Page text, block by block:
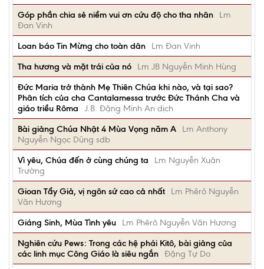
Góp phần chia sẻ niềm vui ơn cứu độ cho tha nhân
Lm
Đan Vinh
Loan báo Tin Mừng cho toàn dân
Lm Đan Vinh
Tha hương và mặt trái của nó
Lm JB Nguyễn Minh Hùng
Đức Maria trở thành Mẹ Thiên Chúa khi nào, và tại sao?
Phân tích của cha Cantalamessa trước Đức Thánh Cha và
giáo triều Rôma
J.B. Đặng Minh An dịch
Bài giảng Chúa Nhật 4 Mùa Vọng năm A
Lm Anthony
Nguyễn Ngọc Dũng sdb
Vì yêu, Chúa đến ở cùng chúng ta
Lm Nguyễn Xuân
Trường
Gioan Tẩy Giả, vị ngôn sứ cao cả nhất
Lm Phêrô Nguyễn
Văn Hương
Giáng Sinh, Mùa Tình yêu
Lm Phêrô Nguyễn Văn Hương
Nghiên cứu Pews: Trong các hệ phái Kitô, bài giảng của
các linh mục Công Giáo là siêu ngắn Đặng Tự Do